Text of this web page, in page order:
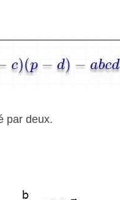
par deux.